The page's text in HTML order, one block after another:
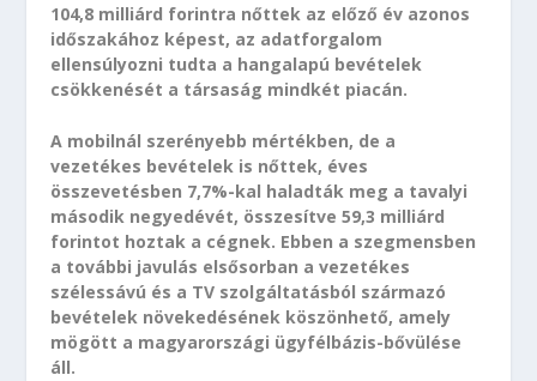
104,8 milliárd forintra nőttek az előző év azonos
időszakához képest, az adatforgalom
ellensúlyozni tudta a hangalapú bevételek
csökkenését a társaság mindkét piacán.
A mobilnál szerényebb mértékben, de a
vezetékes bevételek is nőttek, éves
összevetésben 7,7%-kal haladták meg a tavalyi
második negyedévét, összesítve 59,3 milliárd
forintot hoztak a cégnek. Ebben a szegmensben
a további javulás elsősorban a vezetékes
szélessávú és a TV szolgáltatásból származó
bevételek növekedésének köszönhető, amely
mögött a magyarországi ügyfélbázis-bővülése
áll.